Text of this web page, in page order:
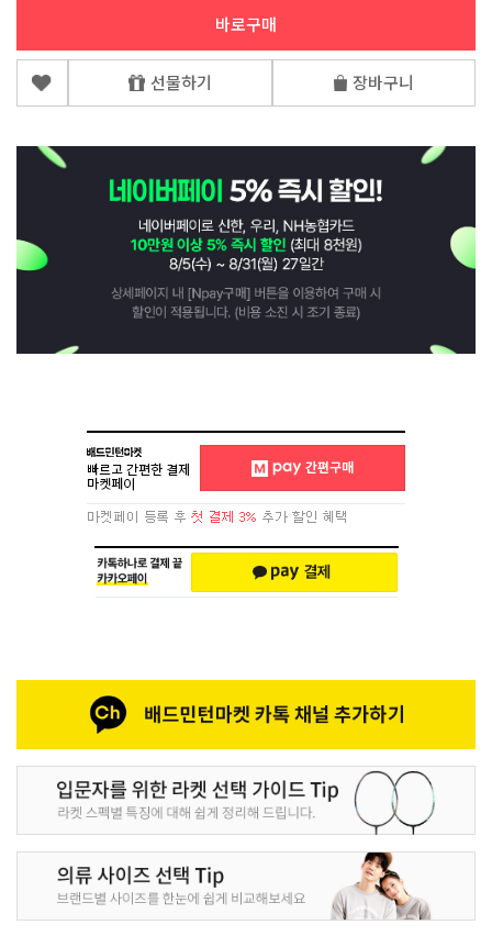
바로구매
선물하기 장바구니